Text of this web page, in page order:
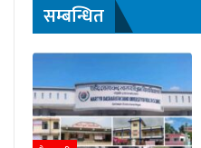
सम्बन्धित